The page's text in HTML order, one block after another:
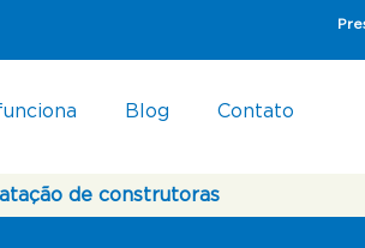
Blog Contato
de construtoras